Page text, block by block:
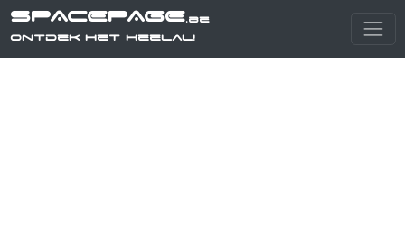
SPACEPAGE.be
Ontdek het heelal!